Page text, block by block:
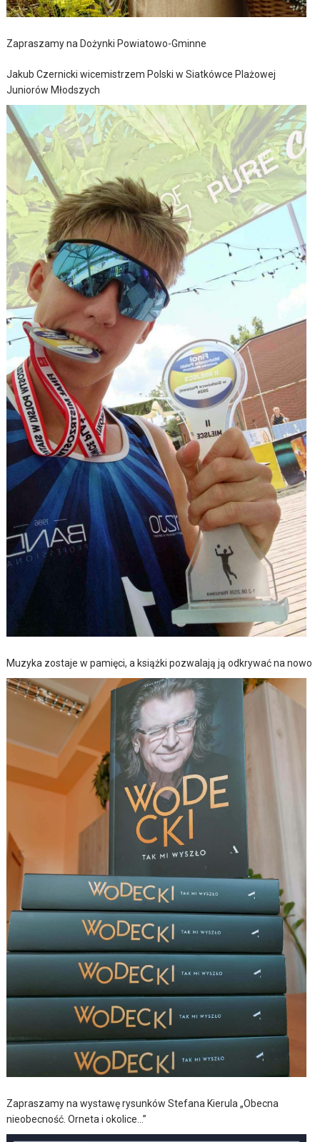
Zapraszamy na Dożynki Powiatowo-Gminne
Jakub Czernicki wicemistrzem Polski w Siatkówce Plażowej
Juniorów Młodszych
Muzyka zostaje w pamięci, a książki pozwalają ją odkrywać na nowo
Zapraszamy na wystawę rysunków Stefana Kierula „Obecna
nieobecność. Orneta i okolice…”